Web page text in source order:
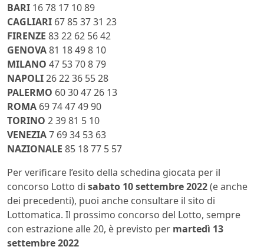
BARI 16 78 17 10 89
CAGLIARI 67 85 37 31 23
FIRENZE 83 22 62 56 42
GENOVA81 18 49 8 10
MILANO 47 53 70 8 79
NAPOLI26 22 36 55 28
PALERMO 60 30 47 26 13
ROMA 69 74 47 49 90
TORINO 2 39 81 5 10
VENEZIA7 69 34 53 63
NAZIONALE 85 18 77 5 57
Per verificare l’esito della schedina giocata per il
concorso Lotto di sabato 10 settembre 2022(e anche
dei precedenti), puoi anche consultare il sito di
Lottomatica. Il prossimo concorso del Lotto, sempre
con estrazione alle 20, è previsto per martedì 13
settembre 2022